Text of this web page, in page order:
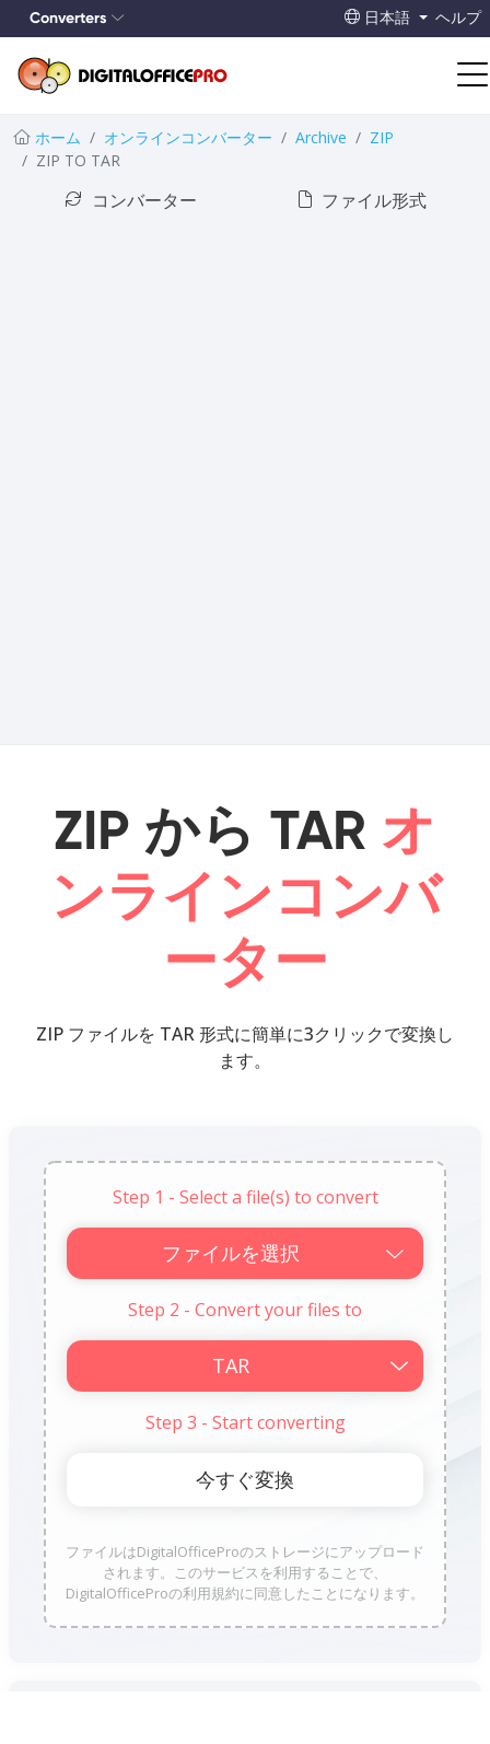
Converters 日本語 ヘルプ
ホーム オンラインコンバーター Archive
ZIP
ZIP TO TAR
コンバーター
ファイル形式
ZIP から TAR オ
ンラインコンバ
ーター
ZIP ファイルを TAR 形式に簡単に3クリックで変換し
ます。
Step 1 - Select a file(s) to convert
ファイルを選択
Step 2 - Convert your files to
Step 3 - Start converting
ファイルはDigitalOfficeProのストレージにアップロード
されます。このサービスを利用することで、
DigitalOfficeProの利用規約に同意したことになります。